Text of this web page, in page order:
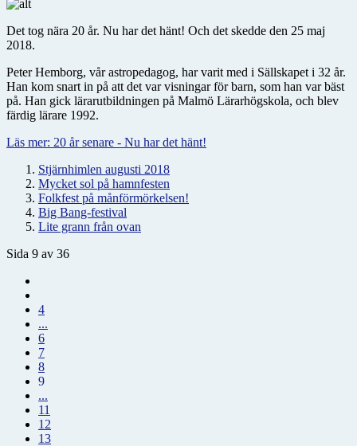
Det tog nära 20 år. Nu har det hänt! Och det skedde den 25 maj
2018.
Peter Hemborg, vår astropedagog, har varit med i Sällskapet i 32 år.
Han kom snart in på att det var visningar för barn, som han var bäst
på. Han gick lärarutbildningen på Malmö Lärarhögskola, och blev
färdig lärare 1992.
Läs mer: 20 år senare - Nu har det hänt!
Stjärnhimlen augusti 2018
Mycket sol på hamnfesten
Folkfest på månförmörkelsen!
Big Bang-festival
Lite grann från ovan
Sida 9 av 36
4
...
6
7
8
9
...
11
12
13